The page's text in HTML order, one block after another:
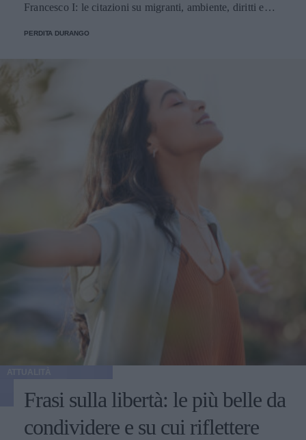
Francesco I: le citazioni su migranti, ambiente, diritti e
PERDITA DURANGO
Frasi sulla libertà: le più belle da
condividere e su cui riflettere